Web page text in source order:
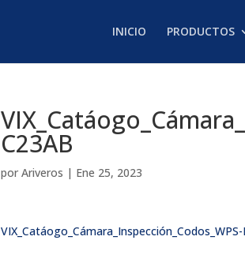
INICIO PRODUCTOS
C23AB
por Ariveros | Ene 25, 2023